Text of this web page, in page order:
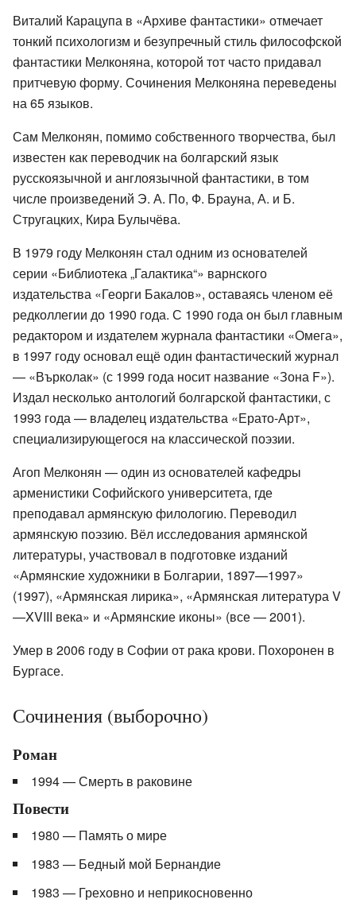
Виталий Карацупа в «Архиве фантастики» отмечает
тонкий психологизм и безупречный стиль философской
фантастики Мелконяна, которой тот часто придавал
притчевую форму. Сочинения Мелконяна переведены
на 65 языков.
Сам Мелконян, помимо собственного творчества, был
известен как переводчик на болгарский язык
русскоязычной и англоязычной фантастики, в том
числе произведений Э. А. По, Ф. Брауна, А. и Б.
Стругацких, Кира Булычёва.
В 1979 году Мелконян стал одним из основателей
серии «Библиотека „Галактика“» варнского
издательства «Георги Бакалов», оставаясь членом её
редколлегии до 1990 года. С 1990 года он был главным
редактором и издателем журнала фантастики «Омега»,
в 1997 году основал ещё один фантастический журнал
— «Върколак» (с 1999 года носит название «Зона F»).
Издал несколько антологий болгарской фантастики, с
1993 года — владелец издательства «Ерато-Арт»,
специализирующегося на классической поэзии.
Агоп Мелконян — один из основателей кафедры
арменистики Софийского университета, где
преподавал армянскую филологию. Переводил
армянскую поэзию. Вёл исследования армянской
литературы, участвовал в подготовке изданий
«Армянские художники в Болгарии, 1897—1997»
(1997), «Армянская лирика», «Армянская литература V
—XVIII века» и «Армянские иконы» (все — 2001).
Умер в 2006 году в Софии от рака крови. Похоронен в
Бургасе.
Сочинения (выборочно)
Роман
1994 — Смерть в раковине
Повести
1980 — Память о мире
1983 — Бедный мой Бернандие
1983 — Греховно и неприкосновенно